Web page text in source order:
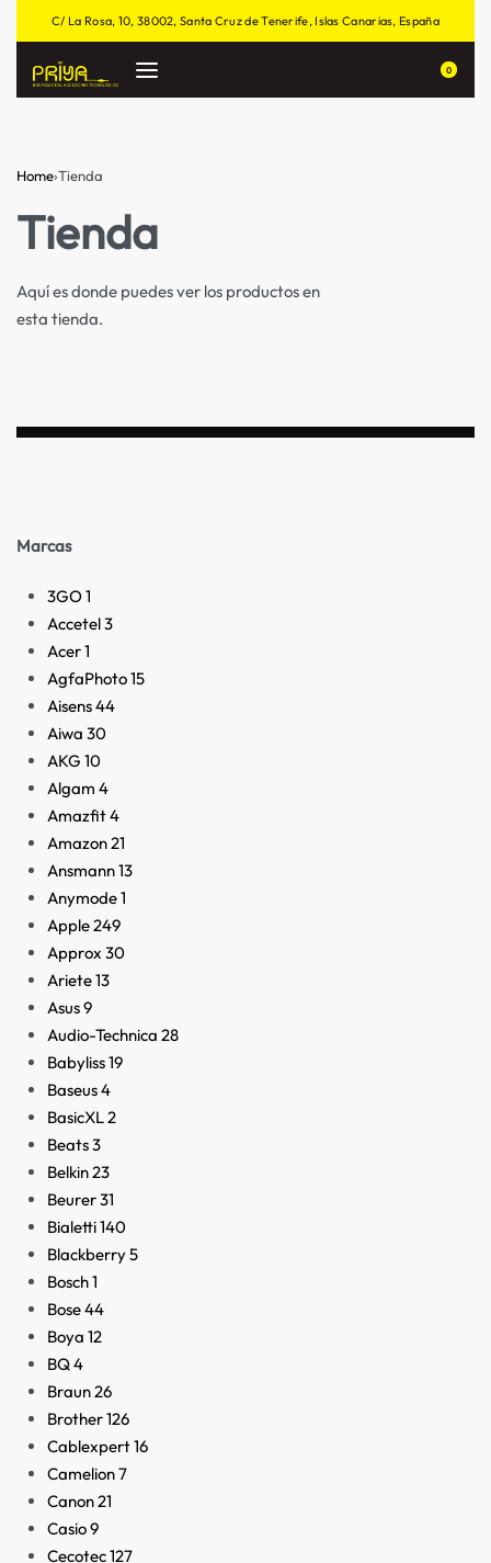
C/ La Rosa, 10, 38002, Santa Cruz de Tenerife, Islas Canarias, España
0
Home›Tienda
Tienda
Aquí es donde puedes ver los productos en
esta tienda.
Marcas
3GO1
Accetel3
Acer1
AgfaPhoto15
Aisens44
Aiwa 30
AKG 10
Algam 4
Amazfit4
Amazon21
Ansmann13
Anymode1
Apple249
Approx 30
Ariete13
Asus9
Audio-Technica 28
Babyliss19
Baseus4
BasicXL2
Beats3
Belkin23
Beurer31
Bialetti140
Blackberry5
Bosch1
Bose44
Boya 12
BQ4
Braun26
Brother126
Cablexpert16
Camelion7
Canon21
Casio9
Cecotec127